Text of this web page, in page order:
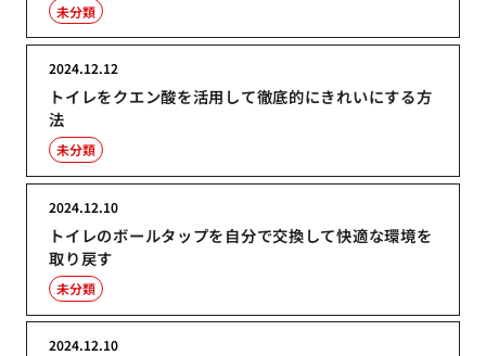
未分類
トイレをクエン酸を活用して徹底的にきれいにする方
法
2024.12.12
未分類
トイレのボールタップを自分で交換して快適な環境を
取り戻す
2024.12.10
未分類
2024.12.10